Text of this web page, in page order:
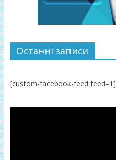
Останні записи
[custom-facebook-feed feed=1]